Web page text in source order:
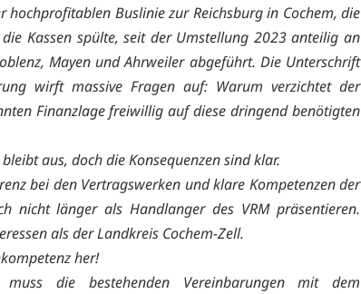
hochprofitablen Buslinie zur Reichsburg in Cochem, die
Kassen spülte, seit der Umstellung 2023 anteilig an
Mayen und Ahrweiler abgeführt. Die Unterschrift
wirft massive Fragen auf: Warum verzichtet der
Finanzlage freiwillig auf diese dringend benötigten
aus, doch die Konsequenzen sind klar.
bei den Vertragswerken und klare Kompetenzen der
nicht länger als Handlanger des VRM präsentieren.
als der Landkreis Cochem-Zell.
her!
die bestehenden Vereinbarungen mit dem